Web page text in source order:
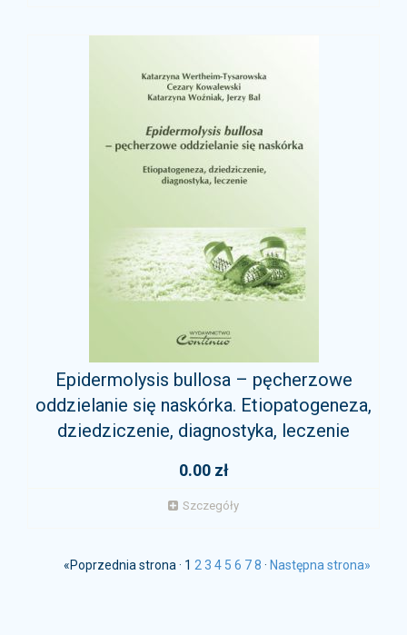
Epidermolysis bullosa – pęcherzowe
oddzielanie się naskórka. Etiopatogeneza,
dziedziczenie, diagnostyka, leczenie
0.00 zł
Szczegóły
«Poprzednia strona · 1 2 3 4 5 6 78 · Następna strona»